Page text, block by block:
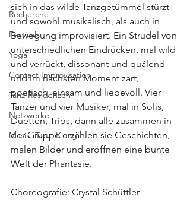
Recherche
Festivals
Yoga
Contact Improvisation
Tanz-Residenzen
Netzwerke
Musik, Tanz, Klang
sich in das wilde Tanzgetümmel stürzt
und sowohl musikalisch, als auch in
Bewegung improvisiert. Ein Strudel von
unterschiedlichen Eindrücken, mal wild
und verrückt, dissonant und quälend
und im nächsten Moment zart,
poetisch, einsam und liebevoll. Vier
Tänzer und vier Musiker, mal in Solis,
Duetten, Trios, dann alle zusammen in
der Gruppe erzählen sie Geschichten,
malen Bilder und eröffnen eine bunte
Welt der Phantasie.
Choreografie: Crystal Schüttler